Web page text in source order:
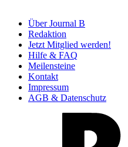
Über Journal B
Redaktion
Jetzt Mitglied werden!
Hilfe & FAQ
Meilensteine
Kontakt
Impressum
AGB & Datenschutz